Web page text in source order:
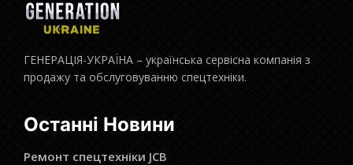
ГЕНЕРАЦІЯ-УКРАЇНА – українська сервісна компанія з
продажу та обслуговуванню спецтехніки.
Останні Новини
Ремонт спецтехніки JCB